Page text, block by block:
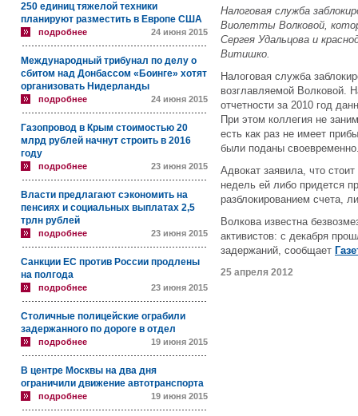
250 единиц тяжелой техники
планируют разместить в Европе США
подробнее 24 июня 2015
Международный трибунал по делу о
сбитом над Донбассом «Боинге» хотят
организовать Нидерланды
подробнее 24 июня 2015
Газопровод в Крым стоимостью 20
млрд рублей начнут строить в 2016
году
подробнее 23 июня 2015
Власти предлагают сэкономить на
пенсиях и социальных выплатах 2,5
трлн рублей
подробнее 23 июня 2015
Санкции ЕС против России продлены
на полгода
подробнее 23 июня 2015
Столичные полицейские ограбили
задержанного по дороге в отдел
подробнее 19 июня 2015
В центре Москвы на два дня
ограничили движение автотранспорта
подробнее 19 июня 2015
Налоговая служба
Виолетты Волковой,
Сергея Удальцова и
Витишко.
Налоговая служба
возглавляемой Волковой.
отчетности за 2010 год
При этом коллегия не
есть как раз не имеет
были поданы
Адвокат заявила, что
недель ей либо придется
разблокированием счета,
Волкова известна
активистов: с декабря
задержаний, сообщает
25 апреля 2012